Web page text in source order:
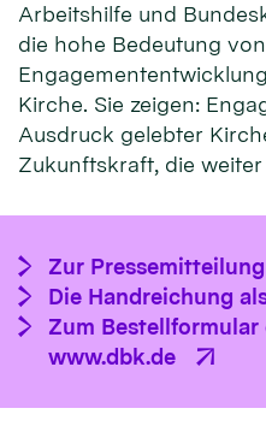
Arbeitshilfe und
die hohe Bedeutung von
Kirche. Sie zeigen:
Ausdruck gelebter
Zukunftskraft, die
Zur
Die Handreichung
Zum
www.dbk.de